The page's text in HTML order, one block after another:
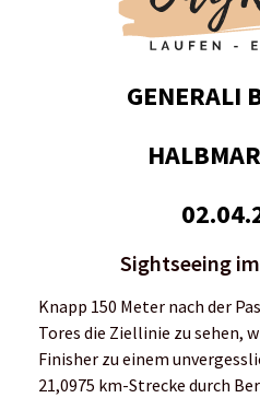
GENERALI
Sightseeing
Knapp 150 Meter nach der
Tores die Ziellinie zu sehen,
Finisher zu einem
21,0975 km-Strecke durch